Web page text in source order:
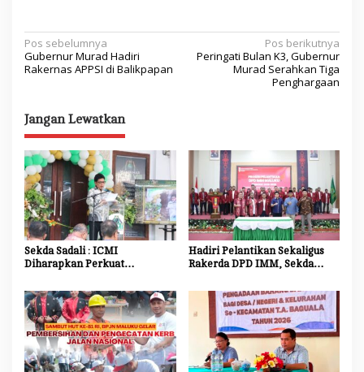
N
a
i
g
a
s
i
p
o
s
Pos sebelumnya
Gubernur Murad Hadiri
Rakernas APPSI di Balikpapan
Pos berikutnya
Peringati Bulan K3, Gubernur
Murad Serahkan Tiga
Penghargaan
Jangan Lewatkan
Sekda Sadali : ICMI
Diharapkan Perkuat
untuk Kemajuan Daerah
Hadiri Pelantikan Sekaligus
Rakerda DPD IMM, Sekda
Jadi Agen Perubahan dan
Mitra Strategis Pemerintah